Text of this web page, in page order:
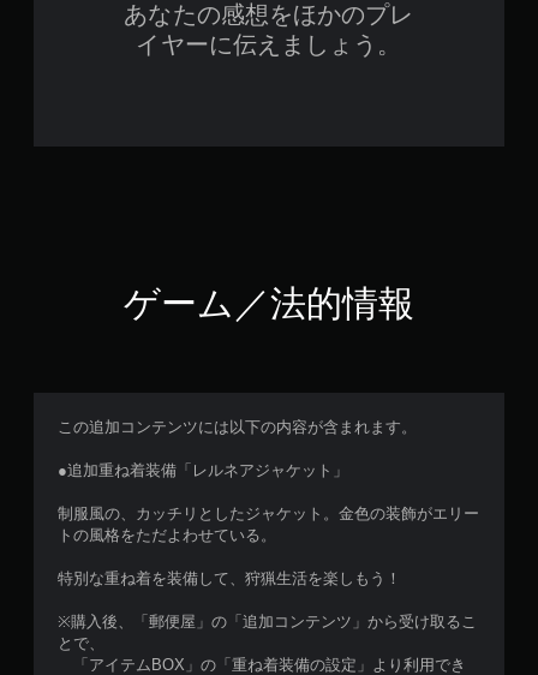
あなたの感想をほかのプレ
イヤーに伝えましょう。
ゲーム／法的情報
この追加コンテンツには以下の内容が含まれます。
●追加重ね着装備「レルネアジャケット」
制服風の、カッチリとしたジャケット。金色の装飾がエリー
トの風格をただよわせている。
特別な重ね着を装備して、狩猟生活を楽しもう！
※購入後、「郵便屋」の「追加コンテンツ」から受け取るこ
とで、
「アイテムBOX」の「重ね着装備の設定」より利用でき